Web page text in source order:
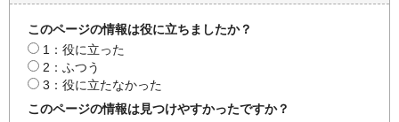
このページの情報は役に立ちましたか？
1：役に立った
2：ふつう
3：役に立たなかった
このページの情報は見つけやすかったですか？